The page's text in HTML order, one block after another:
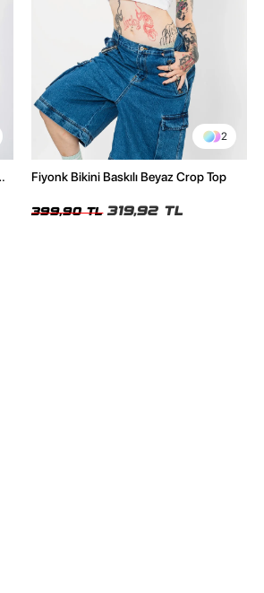
2
Fiyonk Bikini Baskılı Beyaz Crop Top
399,90 TL 319,92 TL